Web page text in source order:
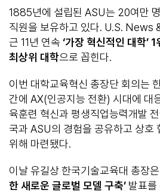
1885년에 설립된 ASU는 20여만
직원을 보유하고 있다. U.S. News
근 11년 연속 ‘가장 혁신적인 대학’ 1
최상위 대학으로 꼽힌다.
이번 대학교육혁신 총장단 회의는
간에 AX(인공지능 전환) 시대에 대
육훈련 혁신과 평생직업능력개발
국과 ASU의 경험을 공유하고 상호
위해 마련됐다.
이날 유길상 한국기술교육대 총장은
한 새로운 글로벌 모델 구축’ 발표를